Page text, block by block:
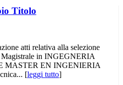
Titolo
atti relativa alla selezione
in INGEGNERIA
MASTER EN INGENIERIA
[leggi tutto]